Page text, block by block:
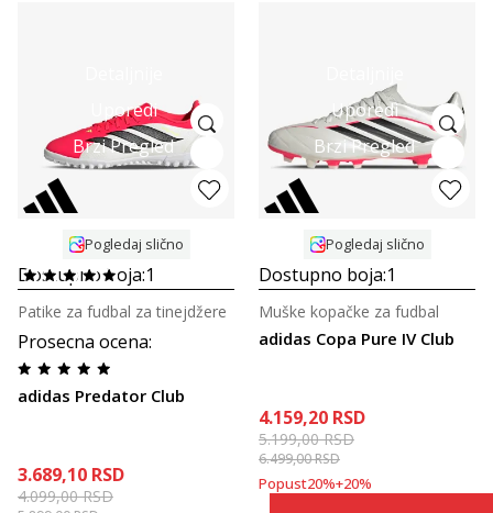
Uporedi
Brzi Pregled
Pogledaj slično
Dostupno boja:1
Prosecna ocena:
adidas Predator Club
Patike za fudbal za tinejdžere
3.689,10 RSD
4.099,00RSD
Uporedi
Brzi Pregled
Pogledaj slično
Dostupno boja:1
adidas Copa Pure IV Club
Muške kopačke za fudbal
4.159,20 RSD
5.199,00RSD
6.499,00RSD
Popust20%+20%